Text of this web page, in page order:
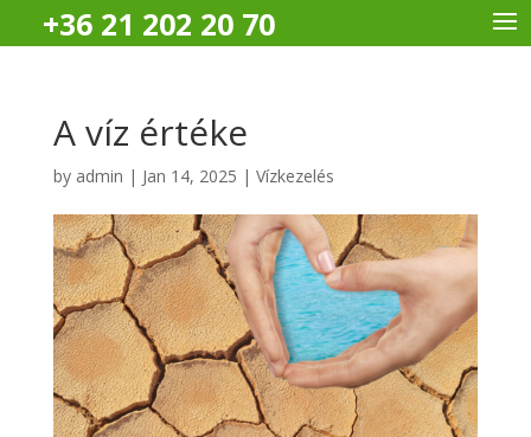
+36 21 202 20 70
A víz értéke
by admin | Jan 14, 2025 | Vízkezelés